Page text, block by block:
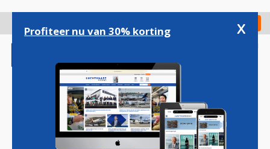
gaan
Check in
Magazine Podcasts Vacatures
Profiteer nu van 30% korting x